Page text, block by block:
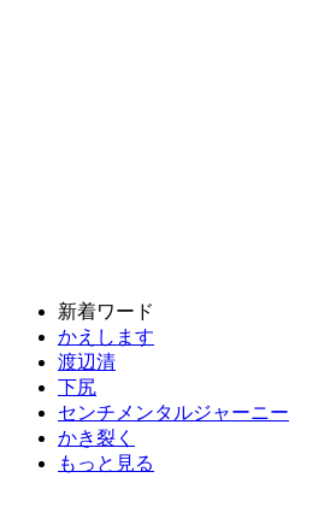
新着ワード
かえします
渡辺清
下尻
センチメンタルジャーニー
かき裂く
もっと見る